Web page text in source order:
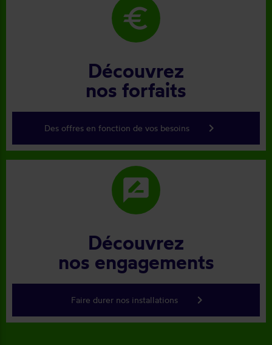
euro
Découvrez
nos forfaits
Des offres en fonction de vos besoins keyboard_arrow_right
rate_review
Découvrez
nos engagements
Faire durer nos installations keyboard_arrow_right